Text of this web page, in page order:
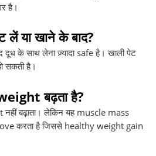
है।
लें या खाने के बाद?
दूध के साथ लेना ज़्यादा safe है। खाली पेट
सकती है।
बढ़ता है?
बढ़ाता। लेकिन यह muscle mass
करता है जिससे healthy weight gain